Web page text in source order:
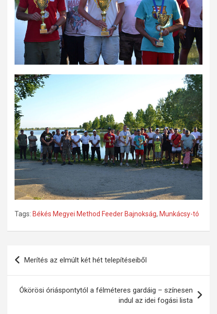
Tags: Békés Megyei Method Feeder Bajnokság, Munkácsy-tó
Bejegyzés
navigáció
Merítés az elmúlt két hét telepítéseiből
Ókörösi óriáspontytól a félméteres gardáig – színesen
indul az idei fogási lista